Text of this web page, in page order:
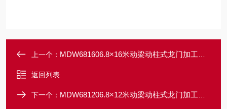
上一个： MDW681606.8×16米动梁动柱式龙门加工中心
返回列表
下一个： MDW681206.8×12米动梁动柱式龙门加工中心